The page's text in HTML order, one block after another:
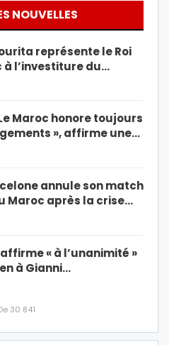
NOUVELLES
représente le Roi
à l’investiture du…
Maroc honore toujours
», affirme une…
annule son match
Maroc après la crise…
« à l’unanimité »
à Gianni…
30 841